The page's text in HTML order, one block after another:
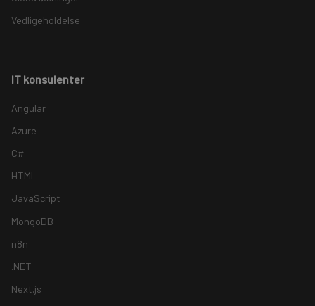
Vedligeholdelse
IT konsulenter
Angular
Azure
C#
HTML
JavaScript
MongoDB
n8n
.NET
Next.js